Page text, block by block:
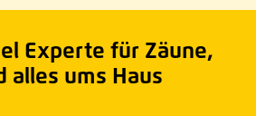
Experte für Zäune,
alles ums Haus